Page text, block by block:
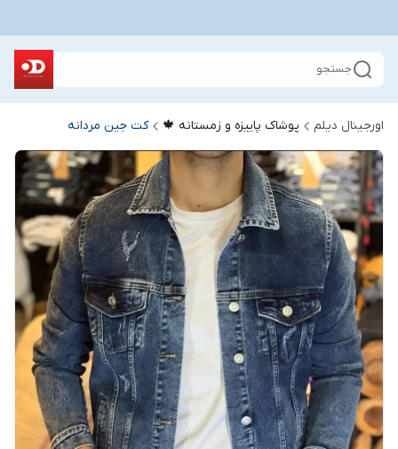
جستجو
اورجینال دیلم پوشاک پاییزه و زمستانه 🍁 کت جین مردانه